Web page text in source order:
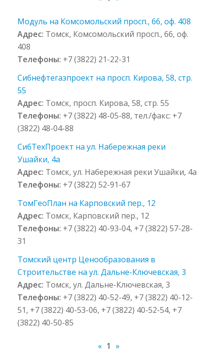
Модуль на Комсомольский просп., 66, оф. 408
Адрес: Томск, Комсомольский просп., 66, оф.
408
Телефоны: +7 (3822) 21-22-31
Сибнефтегазпроект на просп. Кирова, 58, стр.
55
Адрес: Томск, просп. Кирова, 58, стр. 55
Телефоны: +7 (3822) 48-05-88, тел./факс: +7
(3822) 48-04-88
СибТехПроект на ул. Набережная реки
Ушайки, 4а
Адрес: Томск, ул. Набережная реки Ушайки, 4а
Телефоны: +7 (3822) 52-91-67
ТомГеоПлан на Карповский пер., 12
Адрес: Томск, Карповский пер., 12
Телефоны: +7 (3822) 40-93-04, +7 (3822) 57-28-
31
Томский центр Ценообразования в
Строительстве на ул. Дальне-Ключевская, 3
Адрес: Томск, ул. Дальне-Ключевская, 3
Телефоны: +7 (3822) 40-52-49, +7 (3822) 40-12-
51, +7 (3822) 40-53-06, +7 (3822) 40-52-54, +7
(3822) 40-50-85
« 1 »